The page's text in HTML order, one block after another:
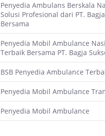
Penyedia Ambulans Berskala
Solusi Profesional dari PT.
Bersama
Penyedia Mobil Ambulance
Terbaik Bersama PT. Bagja
BSB Penyedia Ambulance
Penyedia Mobil Ambulance
Penyedia Mobil Ambulance